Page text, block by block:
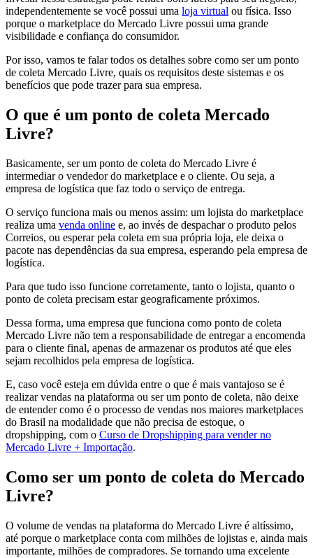
independentemente se você possui uma loja virtual ou física. Isso
porque o marketplace do Mercado Livre possui uma grande
visibilidade e confiança do consumidor.
Por isso, vamos te falar todos os detalhes sobre como ser um ponto
de coleta Mercado Livre, quais os requisitos deste sistemas e os
benefícios que pode trazer para sua empresa.
O que é um ponto de coleta Mercado
Livre?
Basicamente, ser um ponto de coleta do Mercado Livre é
intermediar o vendedor do marketplace e o cliente. Ou seja, a
empresa de logística que faz todo o serviço de entrega.
O serviço funciona mais ou menos assim: um lojista do marketplace
realiza uma venda online e, ao invés de despachar o produto pelos
Correios, ou esperar pela coleta em sua própria loja, ele deixa o
pacote nas dependências da sua empresa, esperando pela empresa de
logística.
Para que tudo isso funcione corretamente, tanto o lojista, quanto o
ponto de coleta precisam estar geograficamente próximos.
Dessa forma, uma empresa que funciona como ponto de coleta
Mercado Livre não tem a responsabilidade de entregar a encomenda
para o cliente final, apenas de armazenar os produtos até que eles
sejam recolhidos pela empresa de logística.
E, caso você esteja em dúvida entre o que é mais vantajoso se é
realizar vendas na plataforma ou ser um ponto de coleta, não deixe
de entender como é o processo de vendas nos maiores marketplaces
do Brasil na modalidade que não precisa de estoque, o
dropshipping, com o Curso de Dropshipping para vender no
Mercado Livre + Importação.
Como ser um ponto de coleta do Mercado
Livre?
O volume de vendas na plataforma do Mercado Livre é altíssimo,
até porque o marketplace conta com milhões de lojistas e, ainda mais
importante, milhões de compradores. Se tornando uma excelente